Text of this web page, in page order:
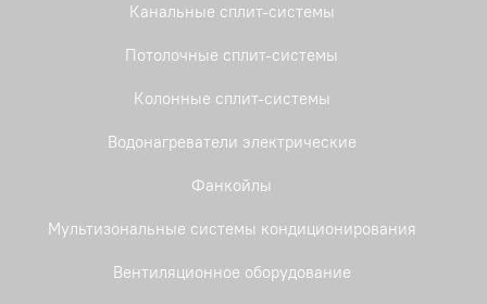
Канальные сплит-системы
Потолочные сплит-системы
Колонные сплит-системы
Водонагреватели электрические
Фанкойлы
Мультизональные системы кондиционирования
Вентиляционное оборудование